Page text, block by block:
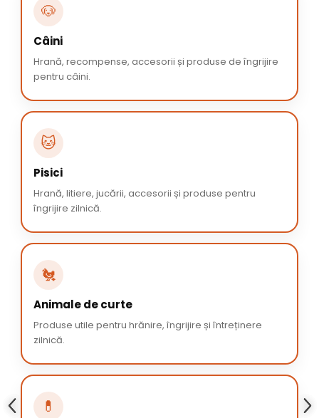
🐶
Câini
Hrană, recompense, accesorii și produse de îngrijire
pentru câini.
🐱
Pisici
Hrană, litiere, jucării, accesorii și produse pentru
îngrijire zilnică.
🐔
Animale de curte
Produse utile pentru hrănire, îngrijire și întreținere
zilnică.
💊